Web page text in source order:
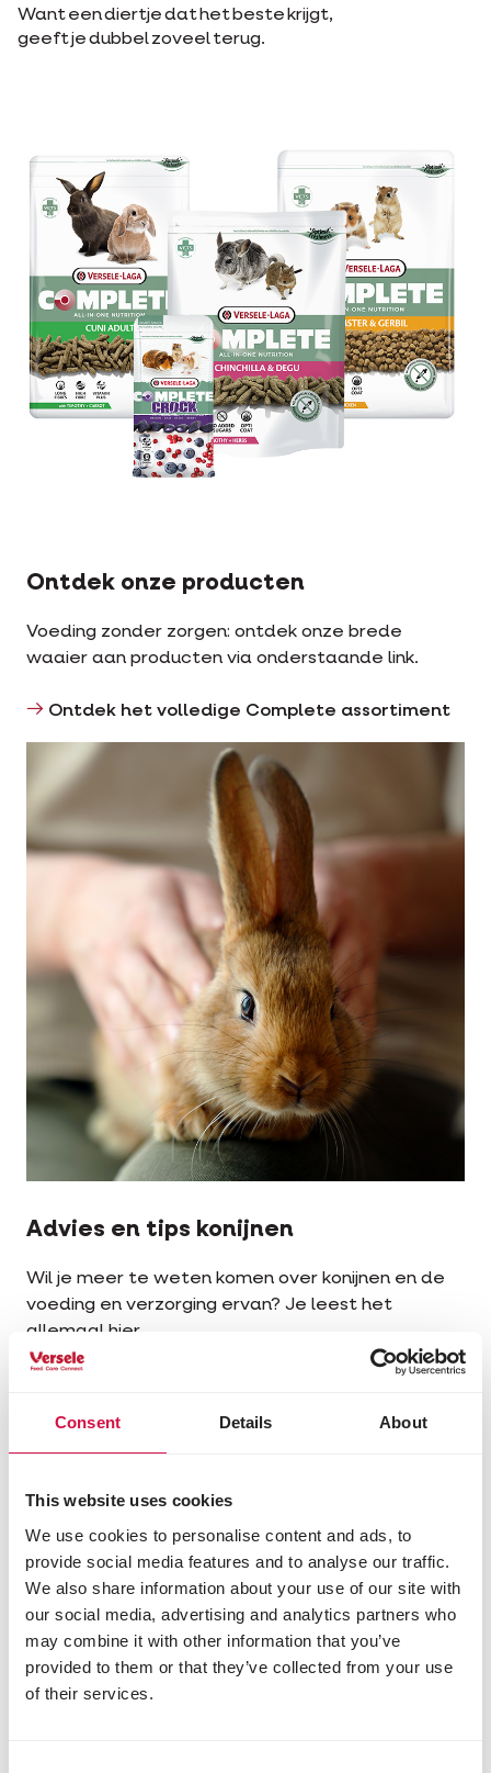
Consent Details About
This website uses cookies
We use cookies to personalise content and ads, to
provide social media features and to analyse our traffic.
We also share information about your use of our site with
our social media, advertising and analytics partners who
may combine it with other information that you’ve
provided to them or that they’ve collected from your use
of their services.
Want een diertje dat het beste krijgt,
geeft je dubbel zoveel terug.
Ontdek onze producten
Voeding zonder zorgen: ontdek onze brede
waaier aan producten via onderstaande link.
Ontdek het volledige Complete assortiment
Advies en tips konijnen
Wil je meer te weten komen over konijnen en de
voeding en verzorging ervan? Je leest het
allemaal hier.